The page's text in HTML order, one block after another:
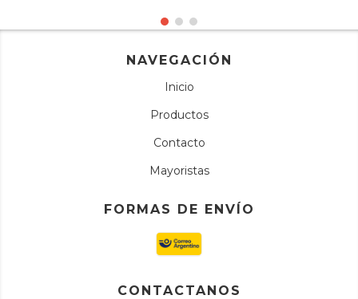
NAVEGACIÓN
Inicio
Productos
Contacto
Mayoristas
FORMAS DE ENVÍO
CONTACTANOS